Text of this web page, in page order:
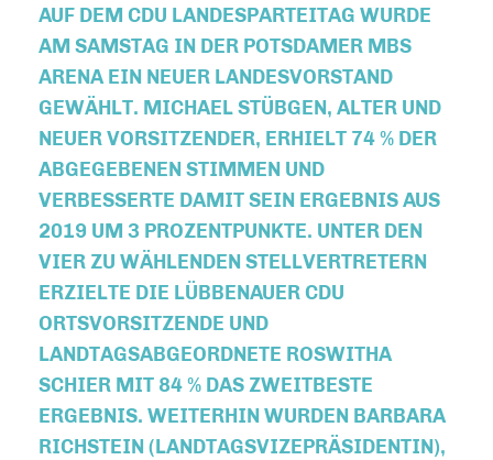
AUF DEM CDU LANDESPARTEITAG WURDE
AM SAMSTAG IN DER POTSDAMER MBS
ARENA EIN NEUER LANDESVORSTAND
GEWÄHLT. MICHAEL STÜBGEN, ALTER UND
NEUER VORSITZENDER, ERHIELT 74 % DER
ABGEGEBENEN STIMMEN UND
VERBESSERTE DAMIT SEIN ERGEBNIS AUS
2019 UM 3 PROZENTPUNKTE. UNTER DEN
VIER ZU WÄHLENDEN STELLVERTRETERN
ERZIELTE DIE LÜBBENAUER CDU
ORTSVORSITZENDE UND
LANDTAGSABGEORDNETE ROSWITHA
SCHIER MIT 84 % DAS ZWEITBESTE
ERGEBNIS. WEITERHIN WURDEN BARBARA
RICHSTEIN (LANDTAGSVIZEPRÄSIDENTIN),